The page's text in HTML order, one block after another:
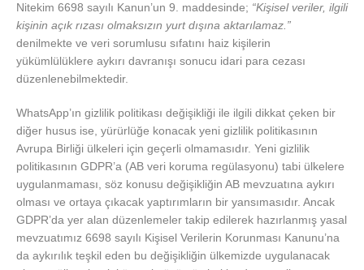
Nitekim 6698 sayılı Kanun’un 9. maddesinde; “Kişisel veriler, ilgili
kişinin açık rızası olmaksızın yurt dışına aktarılamaz.”
denilmekte ve veri sorumlusu sıfatını haiz kişilerin
yükümlülüklere aykırı davranışı sonucu idari para cezası
düzenlenebilmektedir.
WhatsApp’ın gizlilik politikası değişikliği ile ilgili dikkat çeken bir
diğer husus ise, yürürlüğe konacak yeni gizlilik politikasının
Avrupa Birliği ülkeleri için geçerli olmamasıdır. Yeni gizlilik
politikasının GDPR’a (AB veri koruma regülasyonu) tabi ülkelere
uygulanmaması, söz konusu değişikliğin AB mevzuatına aykırı
olması ve ortaya çıkacak yaptırımların bir yansımasıdır. Ancak
GDPR’da yer alan düzenlemeler takip edilerek hazırlanmış yasal
mevzuatımız 6698 sayılı Kişisel Verilerin Korunması Kanunu’na
da aykırılık teşkil eden bu değişikliğin ülkemizde uygulanacak